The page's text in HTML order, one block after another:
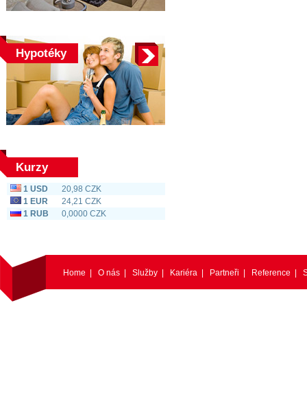
Hypotéky
Kurzy
1 USD
20,98 CZK
1 EUR
24,21 CZK
1 RUB
0,0000 CZK
Home O nás Služby Kariéra Partneři Reference